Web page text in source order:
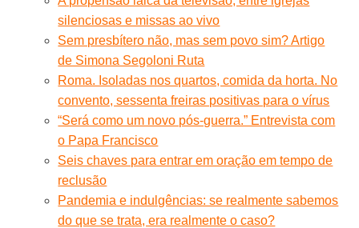
silenciosas e missas ao vivo
Sem presbítero não, mas sem povo sim? Artigo
de Simona Segoloni Ruta
Roma. Isoladas nos quartos, comida da horta. No
convento, sessenta freiras positivas para o vírus
“Será como um novo pós-guerra.” Entrevista com
o Papa Francisco
Seis chaves para entrar em oração em tempo de
reclusão
Pandemia e indulgências: se realmente sabemos
do que se trata, era realmente o caso?